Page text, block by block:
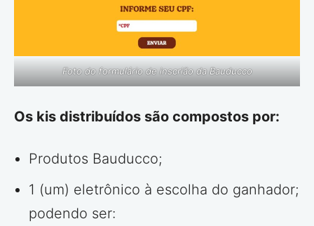
Foto do formulário de inscrião da Bauducco
Os kis distribuídos são compostos por:
Produtos Bauducco;
1 (um) eletrônico à escolha do ganhador;
podendo ser: